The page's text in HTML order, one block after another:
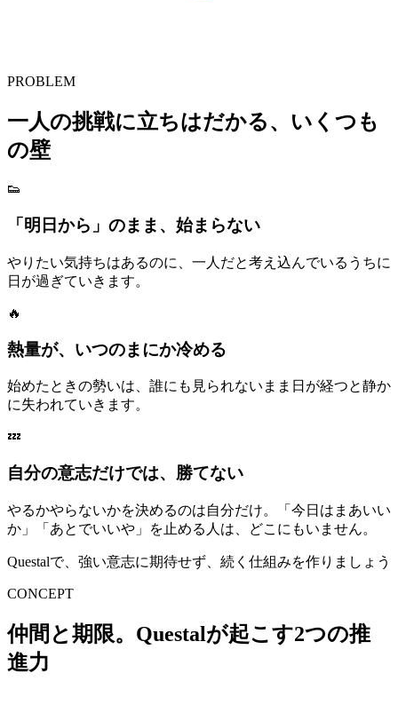
PROBLEM
一人の挑戦に立ちはだかる、いくつも
の壁
👟
「明日から」のまま、始まらない
やりたい気持ちはあるのに、一人だと考え込んでいるうちに
日が過ぎていきます。
🔥
熱量が、いつのまにか冷める
始めたときの勢いは、誰にも見られないまま日が経つと静か
に失われていきます。
💤
自分の意志だけでは、勝てない
やるかやらないかを決めるのは自分だけ。「今日はまあいい
か」「あとでいいや」を止める人は、どこにもいません。
Questalで、強い意志に期待せず、 続く仕組みを作りましょう
CONCEPT
仲間と期限。Questalが起こす2つの推
進力